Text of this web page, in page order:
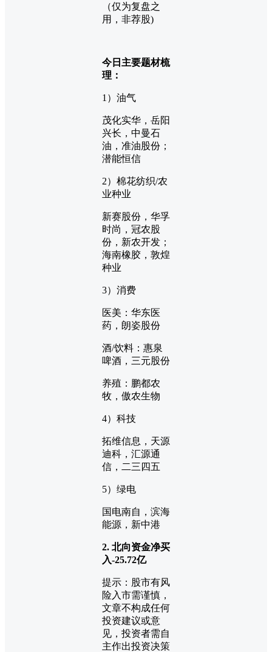
（仅为复盘之
用，非荐股)
今日主要题材梳
理：
1）油气
茂化实华，岳阳
兴长，中曼石
油，准油股份；
潜能恒信
2）棉花纺织/农
业种业
新赛股份，华孚
时尚，冠农股
份，新农开发；
海南橡胶，敦煌
种业
3）消费
医美：华东医
药，朗姿股份
酒/饮料：惠泉
啤酒，三元股份
养殖：鹏都农
牧，傲农生物
4）科技
拓维信息，天源
迪科，汇源通
信，二三四五
5）绿电
国电南自，滨海
能源，新中港
2. 北向资金净买
入-25.72亿
提示：股市有风
险入市需谨慎，
文章不构成任何
投资建议或意
见，投资者需自
主作出投资决策